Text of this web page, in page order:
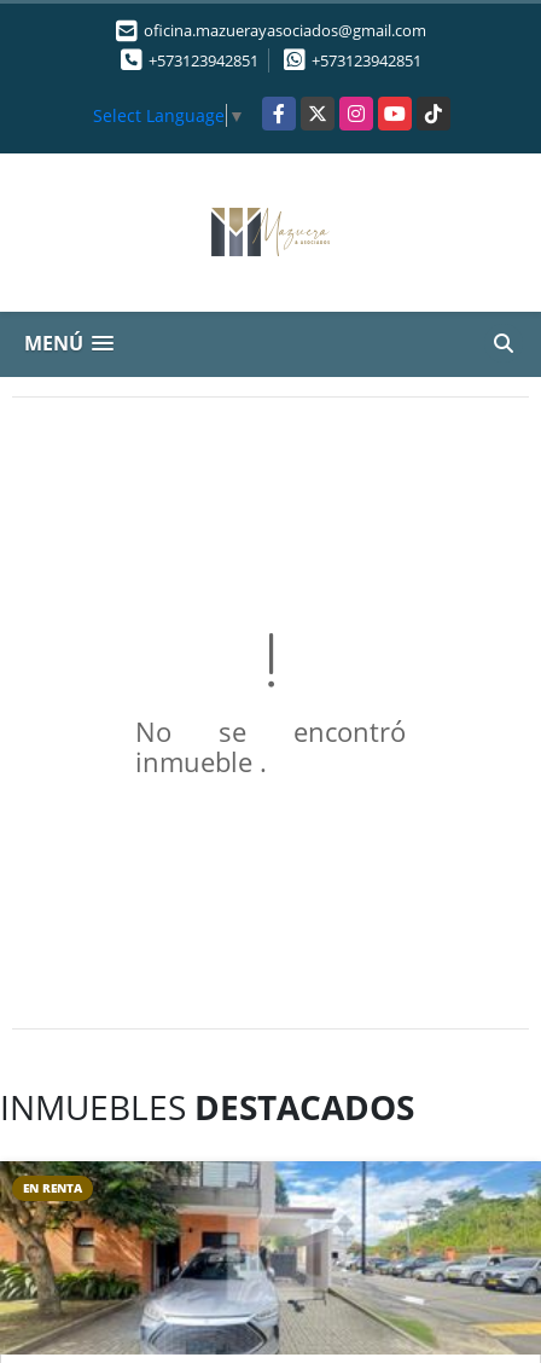
oficina.mazuerayasociados@gmail.com
+573123942851
+573123942851
Select Language ▼ Facebook
X InstagramYouTubeTikTok
MENÚ
No se encontró
inmueble .
INMUEBLES DESTACADOS
EN RENTA